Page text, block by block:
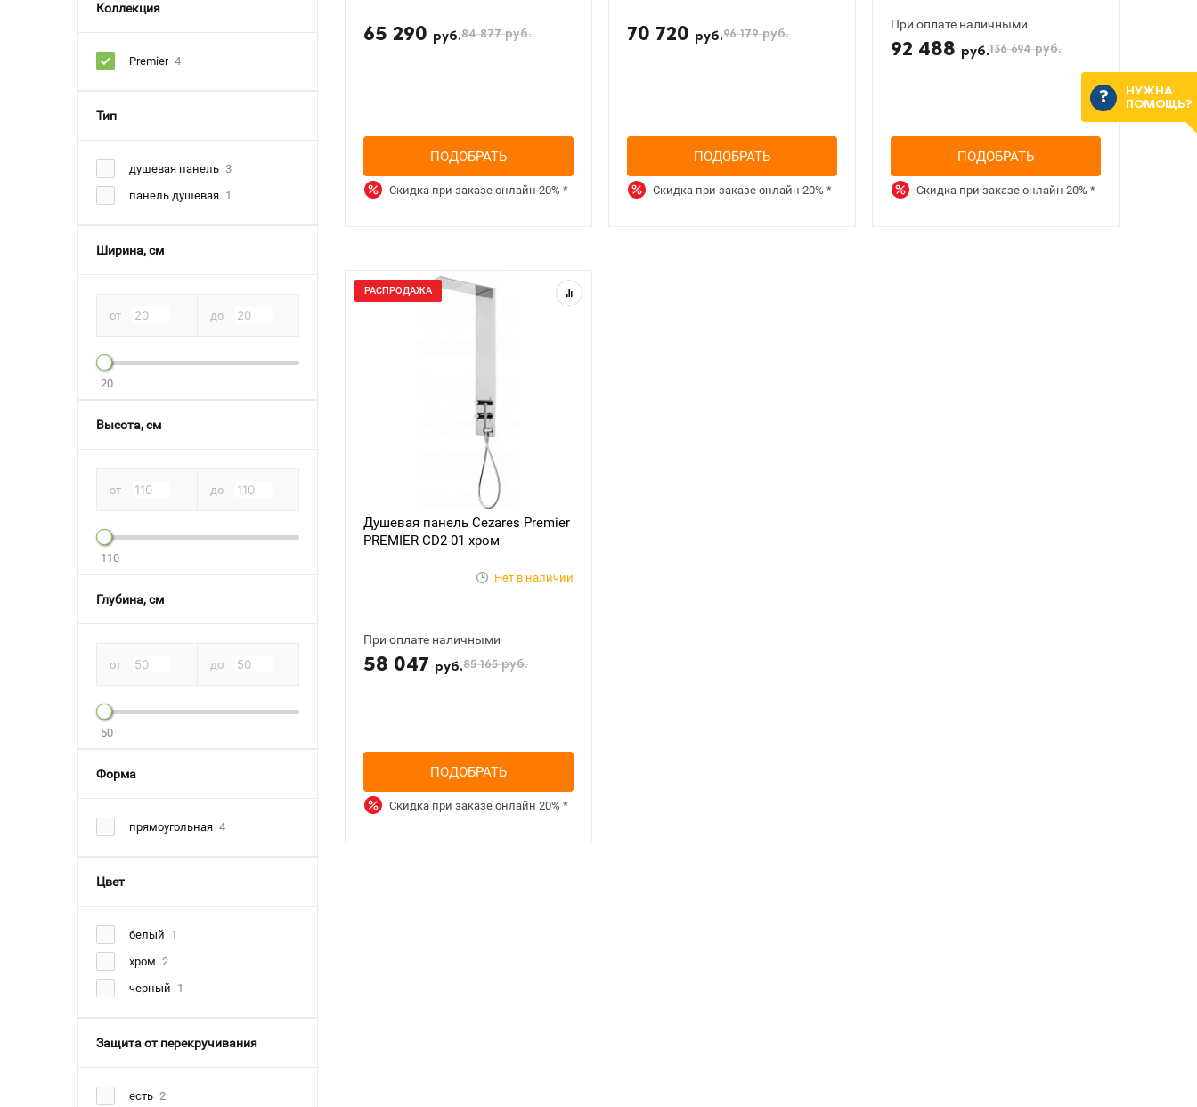
Коллекция
Premier 4
Тип
душевая панель 3
панель душевая 1
Ширина, см
от до
20
Высота, см
от до
110
Глубина, см
от до
50
Форма
прямоугольная 4
Цвет
белый 1
хром 2
черный 1
Защита от перекручивания
есть 2
65 290 руб.84 877руб.
ПОДОБРАТЬ
Скидка при заказе онлайн20%*
70 720 руб.96 179руб.
ПОДОБРАТЬ
Скидка при заказе онлайн 20% *
При оплате наличными
92 488 руб.136 694руб.
ПОДОБРАТЬ
Скидка при заказе онлайн 20% *
РАСПРОДАЖА
Душевая панель Cezares Premier
PREMIER-CD2-01 хром
Нет в наличии
При оплате наличными
58 047 руб.85 165руб.
ПОДОБРАТЬ
Скидка при заказе онлайн20%*
НУЖНА
ПОМОЩЬ?